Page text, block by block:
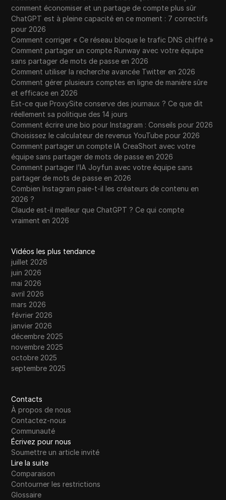
comment économiser et un partage de compte plus sûr
ChatGPT est à pleine capacité en ce moment : 7 correctifs
pour 2026
Comment corriger « Ce réseau bloque le trafic DNS chiffré »
Comment partager un compte Runway avec votre équipe
sans partager de mots de passe en 2026
Comment utiliser la recherche avancée Twitter en 2026
Comment gérer plusieurs comptes en ligne de manière sûre
et efficace en 2026
Est-ce que ProxySite conserve des journaux ? Ce que dit
réellement sa politique des 14 jours
Comment écrire une bio pour Instagram : Conseils pour 2026
Choisissez le calculateur de revenus YouTube pour 2026
Comment partager un compte IA CreaShort avec votre
équipe sans partager de mots de passe en 2026
Comment partager l’IA Joyfun avec votre équipe sans
partager de mots de passe en 2026
Combien Instagram paie-t-il les créateurs de contenu en
2026 ?
Claude est-il meilleur que ChatGPT ? Ce qui compte
vraiment en 2026
Vidéos les plus tendance
juillet 2026
juin 2026
mai 2026
avril 2026
mars 2026
février 2026
janvier 2026
décembre 2025
novembre 2025
octobre 2025
septembre 2025
Contacts
À propos de nous
Contactez-nous
Communauté
Écrivez pour nous
Soumettre un article invité
Lire la suite
Comparaison
Contourner les restrictions
Glossaire